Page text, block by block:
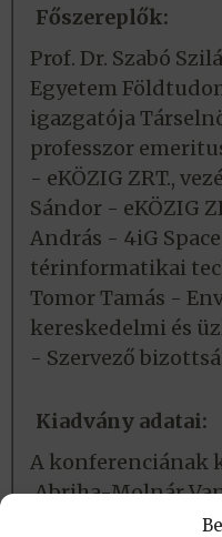
Főszereplők:
Prof. Dr. Szabó
Egyetem
igazgatója
professzor
- eKÖZIG ZRT.,
Sándor - eKÖZIG
András - 4iG
térinformatikai
Tomor Tamás -
kereskedelmi és
- Szervező
Kiadvány adatai:
A konferenciának
Abriha-Molnár
szerkesztésében.